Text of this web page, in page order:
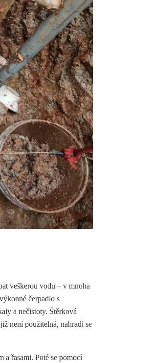
veškerou vodu – v mnoha
čerpadlo s
a nečistoty. Štěrková
není použitelná, nahradí se
a řasami. Poté se pomocí